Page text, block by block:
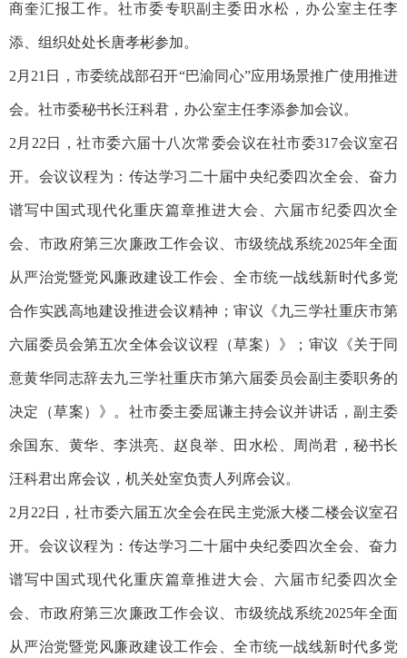
商奎汇报工作。社市委专职副主委田水松，办公室主任李
添、组织处处长唐孝彬参加。
2月21日，市委统战部召开“巴渝同心”应用场景推广使用推进
会。社市委秘书长汪科君，办公室主任李添参加会议。
2月22日，社市委六届十八次常委会议在社市委317会议室召
开。会议议程为：传达学习二十届中央纪委四次全会、奋力
谱写中国式现代化重庆篇章推进大会、六届市纪委四次全
会、市政府第三次廉政工作会议、市级统战系统2025年全面
从严治党暨党风廉政建设工作会、全市统一战线新时代多党
合作实践高地建设推进会议精神；审议《九三学社重庆市第
六届委员会第五次全体会议议程（草案）》；审议《关于同
意黄华同志辞去九三学社重庆市第六届委员会副主委职务的
决定（草案）》。社市委主委屈谦主持会议并讲话，副主委
余国东、黄华、李洪亮、赵良举、田水松、周尚君，秘书长
汪科君出席会议，机关处室负责人列席会议。
2月22日，社市委六届五次全会在民主党派大楼二楼会议室召
开。会议议程为：传达学习二十届中央纪委四次全会、奋力
谱写中国式现代化重庆篇章推进大会、六届市纪委四次全
会、市政府第三次廉政工作会议、市级统战系统2025年全面
从严治党暨党风廉政建设工作会、全市统一战线新时代多党